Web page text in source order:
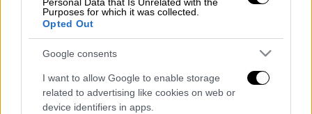
Personal Data that Is Unrelated with the
Purposes for which it was collected.
Opted Out
Google consents
I want to allow Google to enable storage
related to advertising like cookies on web or
device identifiers in apps.
στο σημείο έσπευσε άμεσα Πλωτό Σκάφος
Λιμενικού Σώματος
παροχή βοήθειας. Παράλληλα, αναμένεται
συνδρομή ιδιωτικού σκάφους με δύτη,
προκειμένου να εκτιμηθεί η κατάσταση του
ιστιοφόρου και να εξεταστεί το ενδεχόμενο